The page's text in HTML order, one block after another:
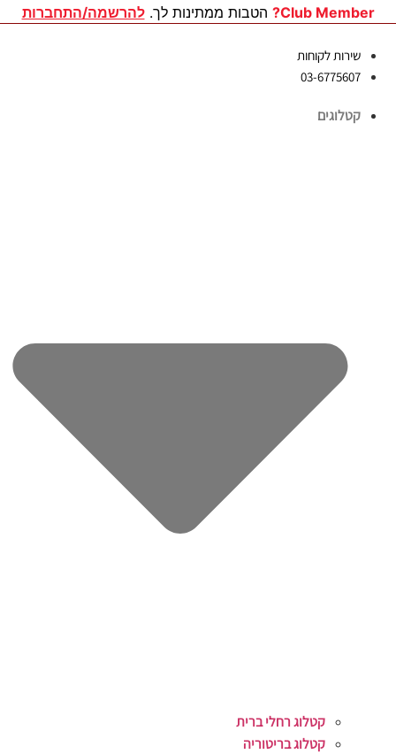
Club Member? הטבות ממתינות לך.להרשמה/התחברות
שירות לקוחות
03-6775607
קטלוגים
קטלוג רחלי ברית
קטלוג בריטוריה